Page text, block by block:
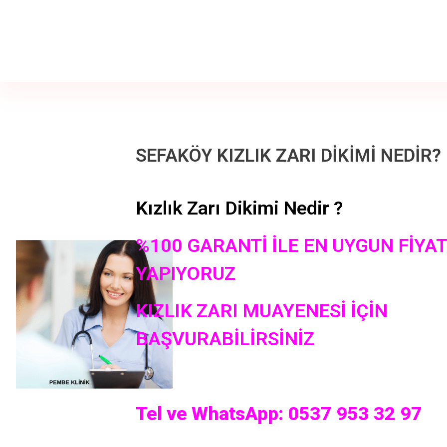
SEFAKÖY KIZLIK ZARI DİKİMİ NEDİR?
Kızlık Zarı Dikimi Nedir ?
%100 GARANTİ İLE EN UYGUN
YAPIYORUZ
KIZLIK ZARI MUAYENESİ İÇİN
BAŞVURABİLİRSİNİZ
Tel ve WhatsApp: 0537 953 32 97